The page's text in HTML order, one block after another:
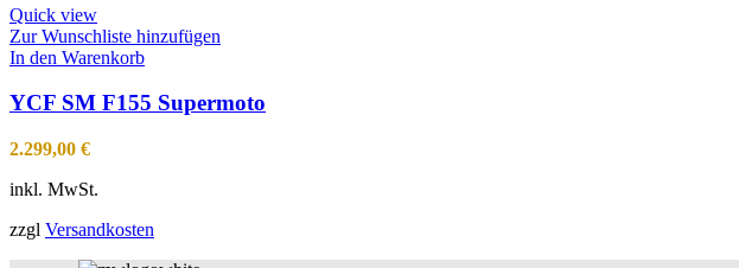
Quick view
Zur Wunschliste hinzufügen
In den Warenkorb
YCF SM F155 Supermoto
2.299,00 €
inkl. MwSt.
zzgl Versandkosten